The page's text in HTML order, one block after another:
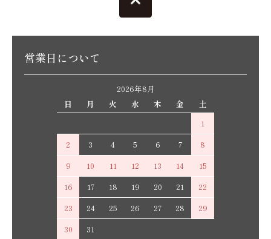
営業日について
2026年8月
日
月 火 水 木 金
土
1
2
3 4 5 6 7
8
9
10 11 12 13 14
15
16
17 18 19 20 21
22
23
24 25 26 27 28
29
30
31